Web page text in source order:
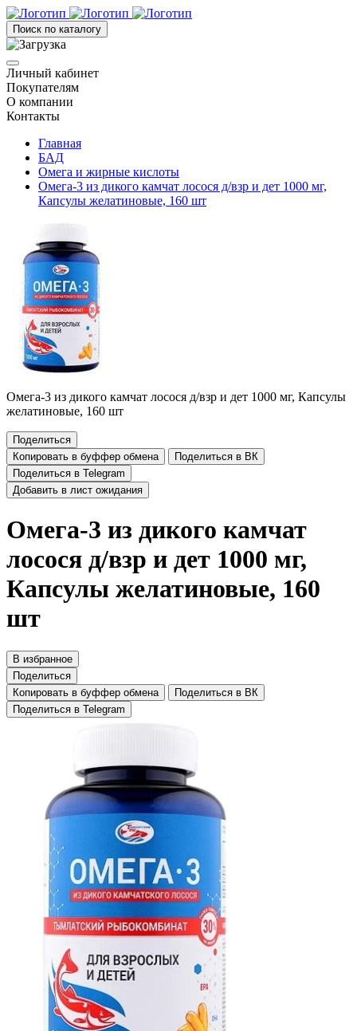
Поиск по каталогу
Личный кабинет
Покупателям
О компании
Контакты
Главная
БАД
Омега и жирные кислоты
Омега-3 из дикого камчат лосося д/взр и дет 1000 мг,
Капсулы желатиновые, 160 шт
Омега-3 из дикого камчат лосося д/взр и дет 1000 мг, Капсулы
желатиновые, 160 шт
Поделиться
Копировать в буффер обмена
Поделиться в ВК
Поделиться в Telegram
Добавить в лист ожидания
Омега-3 из дикого камчат
лосося д/взр и дет 1000 мг,
Капсулы желатиновые, 160
шт
В избранное
Поделиться
Копировать в буффер обмена
Поделиться в ВК
Поделиться в Telegram